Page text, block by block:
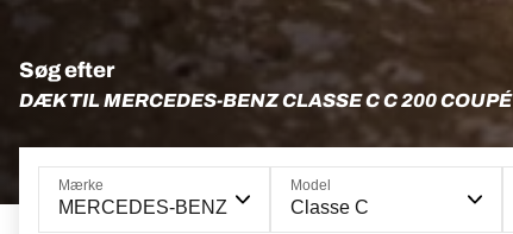
Søg efter
DÆK TIL MERCEDES-BENZ CLASSE C C 200 COUPÉ
Mærke
MERCEDES-BENZ
Model
Classe C